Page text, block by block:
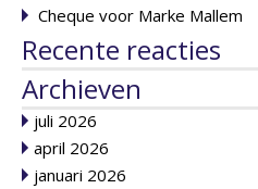
Cheque voor Marke Mallem
Recente reacties
Archieven
juli 2026
april 2026
januari 2026